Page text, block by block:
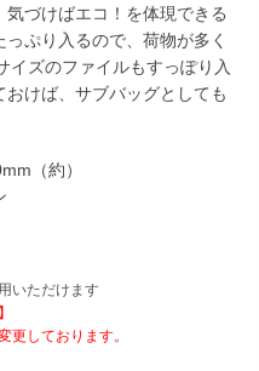
づけばエコ！を体現できる
ぷり入るので、荷物が多く
イズのファイルもすっぽり入
けば、サブバッグとしても
（約）
いただけます
更しております。